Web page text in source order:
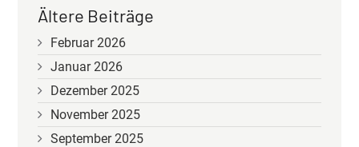
Ältere Beiträge
Februar 2026
Januar 2026
Dezember 2025
November 2025
September 2025